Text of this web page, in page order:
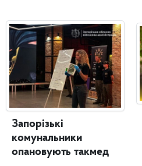
Запорізькі
комунальники
опановують такмед